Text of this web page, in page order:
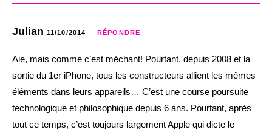
Julian 11/10/2014 RÉPONDRE
Aie, mais comme c’est méchant! Pourtant, depuis 2008 et la
sortie du 1er iPhone, tous les constructeurs allient les mêmes
éléments dans leurs appareils… C’est une course poursuite
technologique et philosophique depuis 6 ans. Pourtant, après
tout ce temps, c’est toujours largement Apple qui dicte le